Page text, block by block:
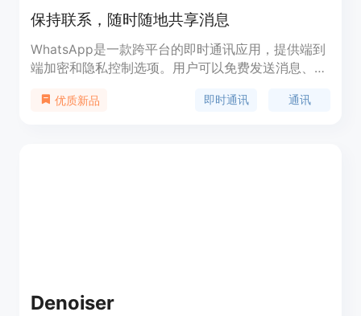
保持联系，随时随地共享消息
WhatsApp是一款跨平台的即时通讯应用，提供端到
端加密和隐私控制选项。用户可以免费发送消息、语
种多样的内容。
优质新品 即时通讯 通讯
Denoiser